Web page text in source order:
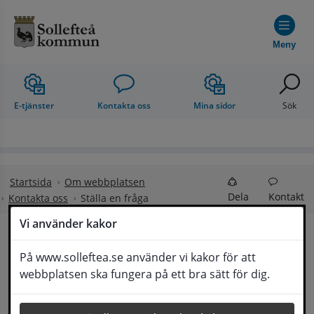
Vi använder kakor
På www.solleftea.se använder vi kakor för att
webbplatsen ska fungera på ett bra sätt för dig.
Meny
E-tjänster Kontakta oss Mina sidor Sök
Startsida
Om webbplatsen
Kontakta oss
Ställa en fråga Dela Kontakt
Ställa en fråga
Om din fråga är omfattande kan det bli aktuellt